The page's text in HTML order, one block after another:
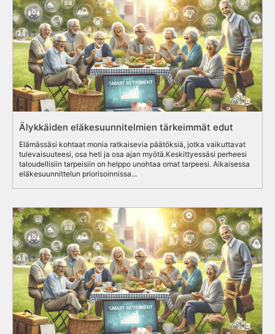
Älykkäiden eläkesuunnitelmien tärkeimmät edut
Elämässäsi kohtaat monia ratkaisevia päätöksiä, jotka vaikuttavat
tulevaisuuteesi, osa heti ja osa ajan myötä.Keskittyessäsi perheesi
taloudellisiin tarpeisiin on helppo unohtaa omat tarpeesi. Aikaisessa
eläkesuunnittelun priorisoinnissa...